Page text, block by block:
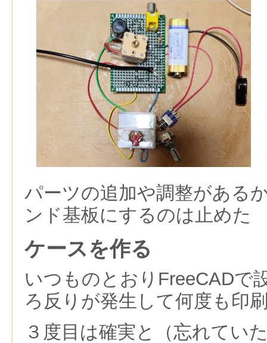
パーツの追加や調整がある
ンド基板にするのは止めた
ケースを作る
いつものとおりFreeCADで
ろ反りが発生して何度も印
３度目は確実と（忘れてい